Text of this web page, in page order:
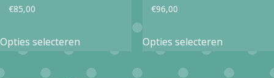
€85,00
Opties selecteren
product
heeft
€96,00
Opties selecteren
product
heeft